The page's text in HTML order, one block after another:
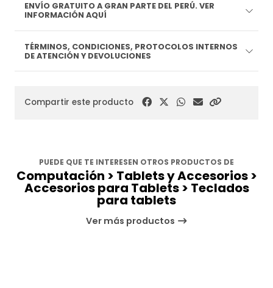
ENVÍO GRATUITO A GRAN PARTE DEL PERÚ. VER
INFORMACIÓN AQUÍ
TÉRMINOS, CONDICIONES, PROTOCOLOS INTERNOS
DE ATENCIÓN Y DEVOLUCIONES
Compartir este producto
PUEDE QUE TE INTERESEN OTROS PRODUCTOS DE
Computación > Tablets y Accesorios >
Accesorios para Tablets > Teclados
para tablets
Ver más productos